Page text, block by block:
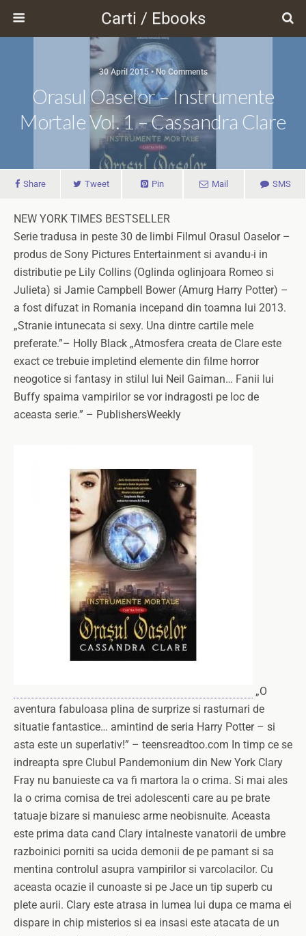
Carti / Ebooks
30 April 2015 • No Comments
Orasul Oaselor – Instrumente
Mortale Vol. 1 – Cassandra Clare
Share Tweet Pin Mail SMS
NEW YORK TIMES BESTSELLER
Serie tradusa in peste 30 de limbi Filmul Orasul Oaselor –
produs de Sony Pictures Entertainment si avandu-i in
distributie pe Lily Collins (Oglinda oglinjoara Romeo si
Julieta) si Jamie Campbell Bower (Amurg Harry Potter) –
a fost difuzat in Romania incepand din toamna lui 2013.
„Stranie intunecata si sexy. Una dintre cartile mele
preferate.”– Holly Black „Atmosfera creata de Clare este
exact ce trebuie impletind elemente din filme horror
neogotice si fantasy in stilul lui Neil Gaiman… Fanii lui
Buffy spaima vampirilor se vor indragosti pe loc de
aceasta serie.” – PublishersWeekly
„O
aventura fabuloasa plina de surprize si rasturnari de
situatie fantastice… amintind de seria Harry Potter – si
asta este un superlativ!” – teensreadtoo.com In timp ce se
indreapta spre Clubul Pandemonium din New York Clary
Fray nu banuieste ca va fi martora la o crima. Si mai ales
la o crima comisa de trei adolescenti care au pe brate
tatuaje bizare si manuiesc arme neobisnuite. Aceasta
este prima data cand Clary intalneste vanatorii de umbre
razboinici porniti sa ucida demonii de pe pamant si sa
mentina controlul asupra vampirilor si varcolacilor. Cu
aceasta ocazie il cunoaste si pe Jace un tip superb cu
plete aurii. Clary este atrasa in lumea lui dupa ce mama ei
dispare in chip misterios si ea insasi este atacata de un